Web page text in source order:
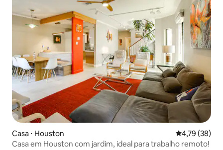
Casa ⋅ Houston 4,79 de uma
4,79 (38)
Casa em Houston com jardim, ideal para trabalho remoto!